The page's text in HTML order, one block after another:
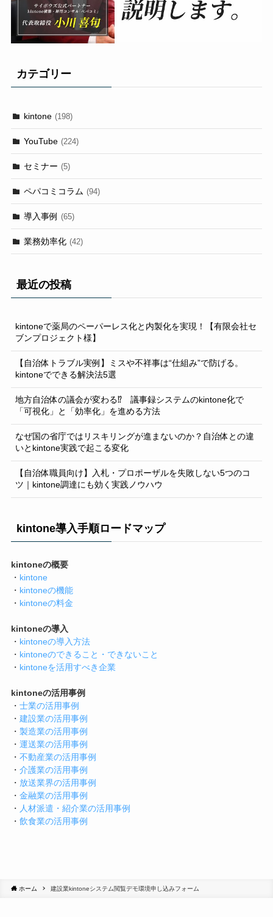
カテゴリー
kintone (198)
YouTube (224)
セミナー (5)
ペパコミコラム (94)
導入事例 (65)
業務効率化 (42)
最近の投稿
kintoneで薬局のペーパーレス化と内製化を実現！【有限会社セ
ブンプロジェクト様】
【自治体トラブル実例】ミスや不祥事は“仕組み”で防げる。
kintoneでできる解決法5選
地方自治体の議会が変わる⁉ 議事録システムのkintone化で
「可視化」と「効率化」を進める方法
なぜ国の省庁ではリスキリングが進まないのか？自治体との違
いとkintone実践で起こる変化
【自治体職員向け】入札・プロポーザルを失敗しない5つのコ
ツ｜kintone調達にも効く実践ノウハウ
kintone導入手順ロードマップ
kintoneの概要
・ kintone
・ kintoneの機能
・ kintoneの料金
kintoneの導入
・ kintoneの導入方法
・ kintoneのできること・できないこと
・ kintoneを活用すべき企業
kintoneの活用事例
・ 士業の活用事例
・ 建設業の活用事例
・ 製造業の活用事例
・ 運送業の活用事例
・ 不動産業の活用事例
・ 介護業の活用事例
・ 放送業界の活用事例
・ 金融業の活用事例
・ 人材派遣・紹介業の活用事例
・ 飲食業の活用事例
ホーム 建設業kintoneシステム閲覧デモ環境申し込みフォーム